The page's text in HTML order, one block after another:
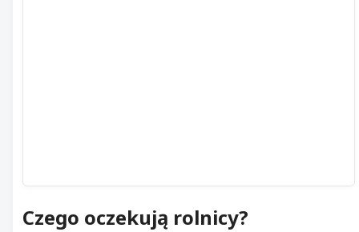
Czego oczekują rolnicy?